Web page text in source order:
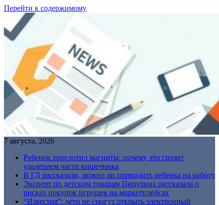
Перейти к содержимому
7 августа, 2026
Ребенок проглотил магниты: почему это грозит
удалением части кишечника
В ГД рассказали, можно ли приводить ребенка на работу
Эксперт по детским товарам Цицулина рассказала о
рисках покупок игрушек на маркетплейсах
“Известия”: дети не смогут открыть электронный